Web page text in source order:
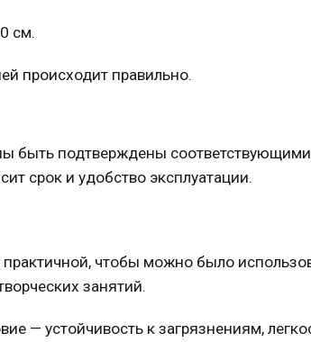
см.
происходит правильно.
быть подтверждены соответствующими
срок и удобство эксплуатации.
чтобы можно было
занятий.
— устойчивость к загрязнениям,